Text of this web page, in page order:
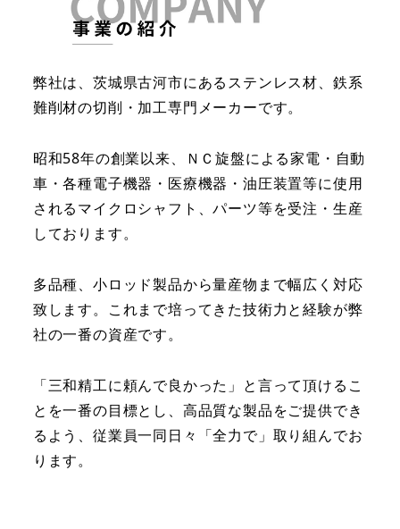
弊社は、茨城県古河市にあるステンレス材、鉄系
難削材の切削・加工専門メーカーです。
昭和58年の創業以来、ＮＣ旋盤による家電・自動
車・各種電子機器・医療機器・油圧装置等に使用
されるマイクロシャフト、パーツ等を受注・生産
しております。
多品種、小ロッド製品から量産物まで幅広く対応
致します。これまで培ってきた技術力と経験が弊
社の一番の資産です。
「三和精工に頼んで良かった」と言って頂けるこ
とを一番の目標とし、高品質な製品をご提供でき
るよう、従業員一同日々「全力で」取り組んでお
ります。